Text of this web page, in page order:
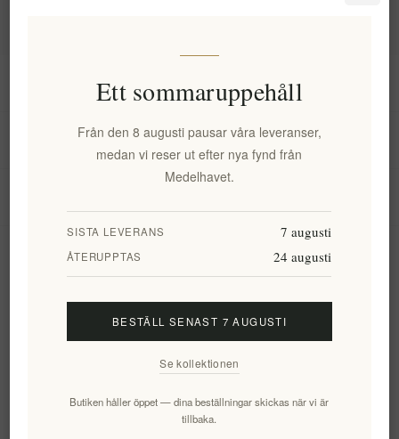
Mitt konto
Prenumerera Avsluta bevakning
Ett sommaruppehåll
Från den 8 augusti pausar våra leveranser,
medan vi reser ut efter nya fynd från
Medelhavet.
SISTA LEVERANS 7 augusti
ÅTERUPPTAS 24 augusti
BESTÄLL SENAST 7 AUGUSTI
Se kollektionen
Butiken håller öppet — dina beställningar skickas när vi är
tillbaka.